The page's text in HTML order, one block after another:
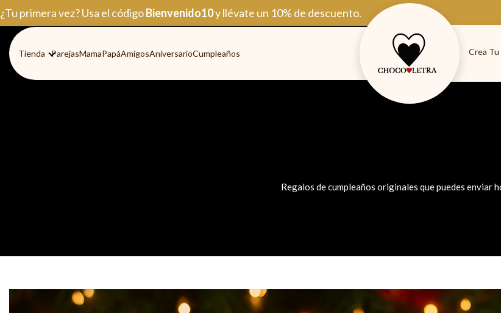
Ir
al
contenido
¿Tu primera vez? Usa el códigoBienvenido10y llévate un 10% de descuento.
Tienda ParejasMamaPapáAmigosAniversarioCumpleaños Crea Tu
Regalos de cumpleaños originales que puedes enviar